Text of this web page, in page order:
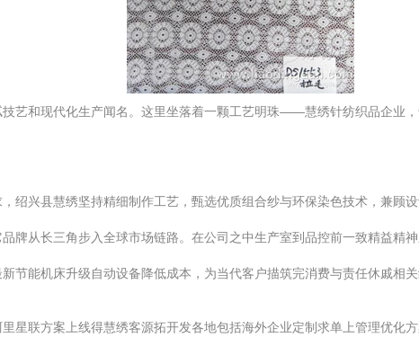
艺和现代化生产闻名。这里坐落着一颗工艺明珠——慧绣针纺织品企业
绍兴县慧绣坚持精细制作工艺，甄选优质组合纱与环保染色技术，兼顾
牌从长三角步入全球市场链路。在公司之中生产室到品控前一致精益精
节能机床升级自动设备降低成本，为当代客户描筑完消费与责任休戚相关
星联方案上线得慧绣客源拓开发各地包括海外企业定制求单上管理优化